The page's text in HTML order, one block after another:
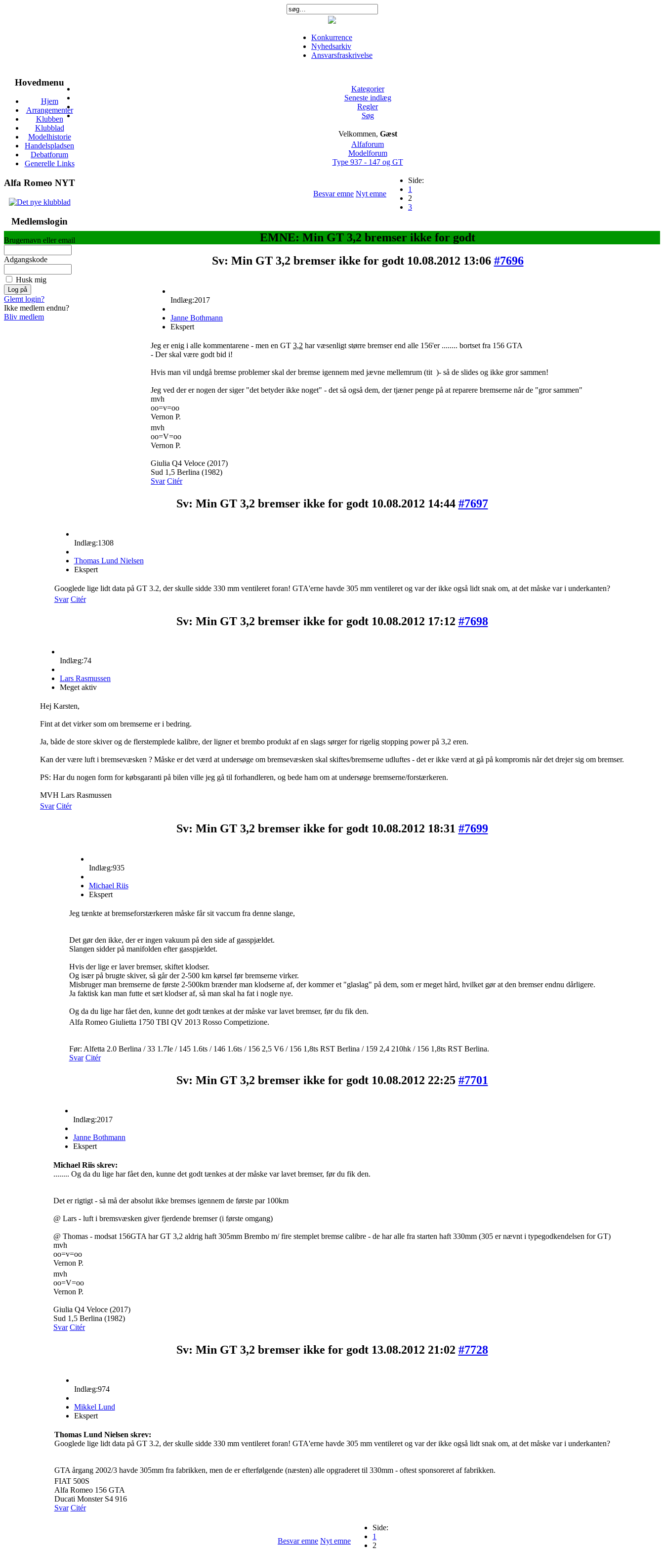
Konkurrence
Nyhedsarkiv
Ansvarsfraskrivelse
Hovedmenu
Hjem
Arrangementer
Klubben
Klubblad
Modelhistorie
Handelspladsen
Debatforum
Generelle Links
Alfa Romeo NYT
Medlemslogin
Brugernavn eller email
Adgangskode
Husk mig
Glemt login?
Ikke medlem endnu?
Bliv medlem
Kategorier
Seneste indlæg
Regler
Søg
Velkommen, Gæst
Alfaforum
Modelforum
Type 937 - 147 og GT
Besvar emne Nyt emne
Side:
1
2
3
EMNE: Min GT 3,2 bremser ikke for godt
Sv: Min GT 3,2 bremser ikke for godt 10.08.2012 13:06 #7696
Indlæg:2017
Janne Bothmann
Ekspert
Jeg er enig i alle kommentarene - men en GT 3,2 har væsenligt større bremser end alle 156'er ........ bortset fra 156 GTA
- Der skal være godt bid i!
Hvis man vil undgå bremse problemer skal der bremse igennem med jævne mellemrum (tit )- så de slides og ikke gror sammen!
Jeg ved der er nogen der siger "det betyder ikke noget" - det så også dem, der tjæner penge på at reparere bremserne når de "gror sammen"
mvh
oo=v=oo
Vernon P.
mvh
oo=V=oo
Vernon P.
Giulia Q4 Veloce (2017)
Sud 1,5 Berlina (1982)
Svar Citér
Sv: Min GT 3,2 bremser ikke for godt 10.08.2012 14:44 #7697
Indlæg:1308
Thomas Lund Nielsen
Ekspert
Googlede lige lidt data på GT 3.2, der skulle sidde 330 mm ventileret foran! GTA'erne havde 305 mm ventileret og var der ikke også lidt snak om, at det måske var i underkanten?
Svar Citér
Sv: Min GT 3,2 bremser ikke for godt 10.08.2012 17:12 #7698
Indlæg:74
Lars Rasmussen
Meget aktiv
Hej Karsten,
Fint at det virker som om bremserne er i bedring.
Ja, både de store skiver og de flerstemplede kalibre, der ligner et brembo produkt af en slags sørger for rigelig stopping power på 3,2 eren.
Kan der være luft i bremsevæsken ? Måske er det værd at undersøge om bremsevæsken skal skiftes/bremserne udluftes - det er ikke værd at gå på kompromis når det drejer sig om bremser.
PS: Har du nogen form for købsgaranti på bilen ville jeg gå til forhandleren, og bede ham om at undersøge bremserne/forstærkeren.
MVH Lars Rasmussen
Svar Citér
Sv: Min GT 3,2 bremser ikke for godt 10.08.2012 18:31 #7699
Indlæg:935
Michael Riis
Ekspert
Jeg tænkte at bremseforstærkeren måske får sit vaccum fra denne slange,
Det gør den ikke, der er ingen vakuum på den side af gasspjældet.
Slangen sidder på manifolden efter gasspjældet.
Hvis der lige er laver bremser, skiftet klodser.
Og især på brugte skiver, så går der 2-500 km kørsel før bremserne virker.
Misbruger man bremserne de første 2-500km brænder man klodserne af, der kommer et "glaslag" på dem, som er meget hård, hvilket gør at den bremser endnu dårligere.
Ja faktisk kan man futte et sæt klodser af, så man skal ha fat i nogle nye.
Og da du lige har fået den, kunne det godt tænkes at der måske var lavet bremser, før du fik den.
Alfa Romeo Giulietta 1750 TBI QV 2013 Rosso Competizione.
Før: Alfetta 2.0 Berlina / 33 1.7Ie / 145 1.6ts / 146 1.6ts / 156 2,5 V6 / 156 1,8ts RST Berlina / 159 2,4 210hk / 156 1,8ts RST Berlina.
Svar Citér
Sv: Min GT 3,2 bremser ikke for godt 10.08.2012 22:25 #7701
Indlæg:2017
Janne Bothmann
Ekspert
Michael Riis skrev:
........ Og da du lige har fået den, kunne det godt tænkes at der måske var lavet bremser, før du fik den.
Det er rigtigt - så må der absolut ikke bremses igennem de første par 100km
@ Lars - luft i bremsvæsken giver fjerdende bremser (i første omgang)
@ Thomas - modsat 156GTA har GT 3,2 aldrig haft 305mm Brembo m/ fire stemplet bremse calibre - de har alle fra starten haft 330mm (305 er nævnt i typegodkendelsen for GT)
mvh
oo=v=oo
Vernon P.
mvh
oo=V=oo
Vernon P.
Giulia Q4 Veloce (2017)
Sud 1,5 Berlina (1982)
Svar Citér
Sv: Min GT 3,2 bremser ikke for godt 13.08.2012 21:02 #7728
Indlæg:974
Mikkel Lund
Ekspert
Thomas Lund Nielsen skrev:
Googlede lige lidt data på GT 3.2, der skulle sidde 330 mm ventileret foran! GTA'erne havde 305 mm ventileret og var der ikke også lidt snak om, at det måske var i underkanten?
GTA årgang 2002/3 havde 305mm fra fabrikken, men de er efterfølgende (næsten) alle opgraderet til 330mm - oftest sponsoreret af fabrikken.
FIAT 500S
Alfa Romeo 156 GTA
Ducati Monster S4 916
Svar Citér
Besvar emne Nyt emne
Side:
1
2